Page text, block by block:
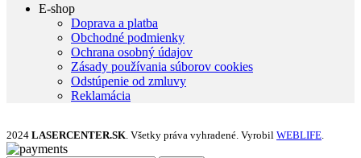
E-shop
Doprava a platba
Obchodné podmienky
Ochrana osobný údajov
Zásady používania súborov cookies
Odstúpenie od zmluvy
Reklamácia
2024 LASERCENTER.SK . Všetky práva vyhradené. Vyrobil WEBLIFE